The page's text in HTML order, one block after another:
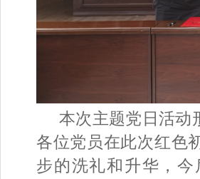
本次主题党日活动
各位党员在此次红色
步的洗礼和升华，